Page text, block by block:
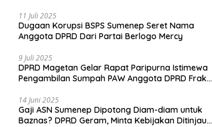
11 Juli 2025
Dugaan Korupsi BSPS Sumenep Seret Nama
Anggota DPRD Dari Partai Berlogo Mercy
9 Juli 2025
DPRD Magetan Gelar Rapat Paripurna Istimewa
Pengambilan Sumpah PAW Anggota DPRD Fraksi
14 Juni 2025
Gaji ASN Sumenep Dipotong Diam-diam untuk
Baznas? DPRD Geram, Minta Kebijakan Ditinjau